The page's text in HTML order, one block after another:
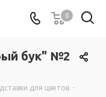
0
бук" №2
для цветов -